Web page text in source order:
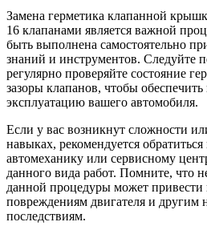
Замена герметика клапанной
16 клапанами является важной
быть выполнена самостоятельно
знаний и инструментов. Следуйте
регулярно проверяйте состояние
зазоры клапанов, чтобы
эксплуатацию вашего автомобиля.
Если у вас возникнут сложности
навыках, рекомендуется
автомеханику или сервисному
данного вида работ. Помните, что
данной процедуры может привести
повреждениям двигателя и другим
последствиям.